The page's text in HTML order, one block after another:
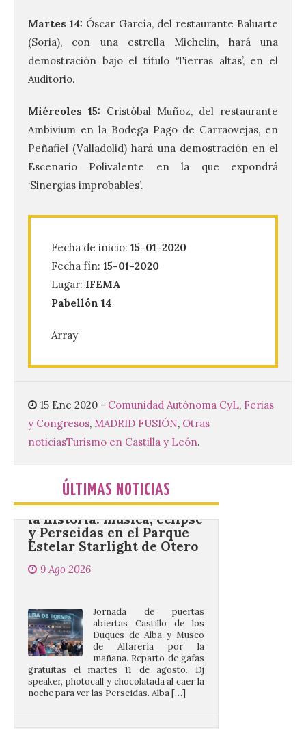
Martes 14: Óscar García, del restaurante Baluarte
(Soria), con una estrella Michelin, hará una
demostración bajo el título ‘Tierras altas’, en el
Auditorio.
Miércoles 15: Cristóbal Muñoz, del restaurante
Ambivium en la Bodega Pago de Carraovejas, en
Peñafiel (Valladolid) hará una demostración en el
Escenario Polivalente en la que expondrá
‘Sinergias improbables’.
Fecha de inicio: 15-01-2020
Fecha fín: 15-01-2020
Lugar: IFEMA
Pabellón 14
Array
15 Ene 2020 - Comunidad Autónoma CyL, Ferias
y Congresos, MADRID FUSIÓN, Otras
noticiasTurismo en Castilla y León.
ÚLTIMAS NOTICIAS
La Guardia Civil de León
establecerá un dispositivo
garantizar el desarrollo
próximo 12 de agosto
9 Ago 2026
que participarán en el dispositivo,
ambiente en los principales […]
la historia: música, eclipse
y Perseidas en el Parque
Estelar Starlight de Otero
9 Ago 2026
mañana. Reparto de gafas
gratuitas el martes 11 de agosto. Dj
speaker, photocall y chocolatada al caer la
noche para ver las Perseidas. Alba […]
El Santuario Virgen de la